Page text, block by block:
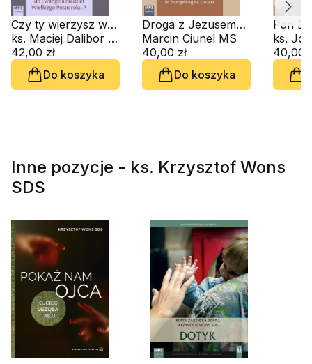
Czy ty wierzysz w
Syna
Człowieczego? (J 9,
35) (CD-audiobook)
ks. Maciej Dalibor SDS
42,00 zł
Do koszyka
Droga z Jezusem
do Jeruzalem (CD-
audiobook)
Marcin Ciunel MS
40,00 zł
Do koszyka
Pan
40,00
Inne pozycje - ks. Krzysztof Wons
SDS